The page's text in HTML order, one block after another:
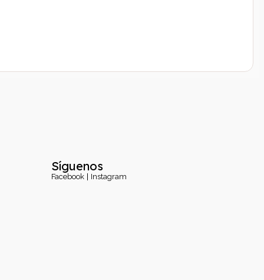
Síguenos
Facebook Instagram